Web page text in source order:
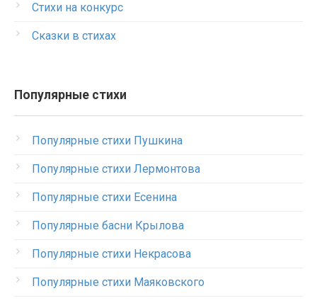
Стихи на конкурс
Сказки в стихах
Популярные стихи
Популярные стихи Пушкина
Популярные стихи Лермонтова
Популярные стихи Есенина
Популярные басни Крылова
Популярные стихи Некрасова
Популярные стихи Маяковского